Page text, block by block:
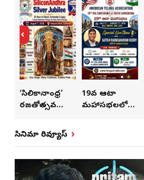
‘సిలికానాంధ్ర’
రజతోత్సవ
కుంభ హారతి
19వ ఆటా
మహాసభలలో
సినిమా రివ్యూస్